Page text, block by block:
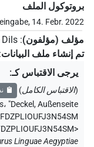
بروتوكول الملف
14. Febr. 2022
مؤلف (مؤلفون):
Dils
تم إنشاء ملف البيانات:
يرجى الاقتباس كـ:
(الاقتباس الكامل)
، "Deckel, Außenseite" (
Linguae Aegyptiae